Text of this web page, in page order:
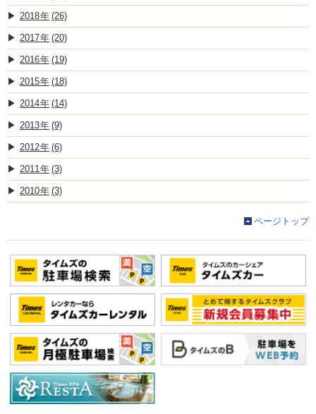
2018 (26)
2017 (20)
2016 (19)
2015 (18)
2014 (14)
2013 (9)
2012 (6)
2011 (3)
2010 (3)
ページトップ